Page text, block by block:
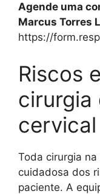
Agende uma
Marcus Torres
https://
Riscos
cirurgia
cervical
Toda cirurgia
cuidadosa dos
paciente. A